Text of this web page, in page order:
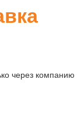
через